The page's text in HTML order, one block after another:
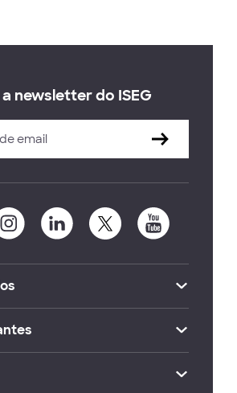
newsletter do ISEG